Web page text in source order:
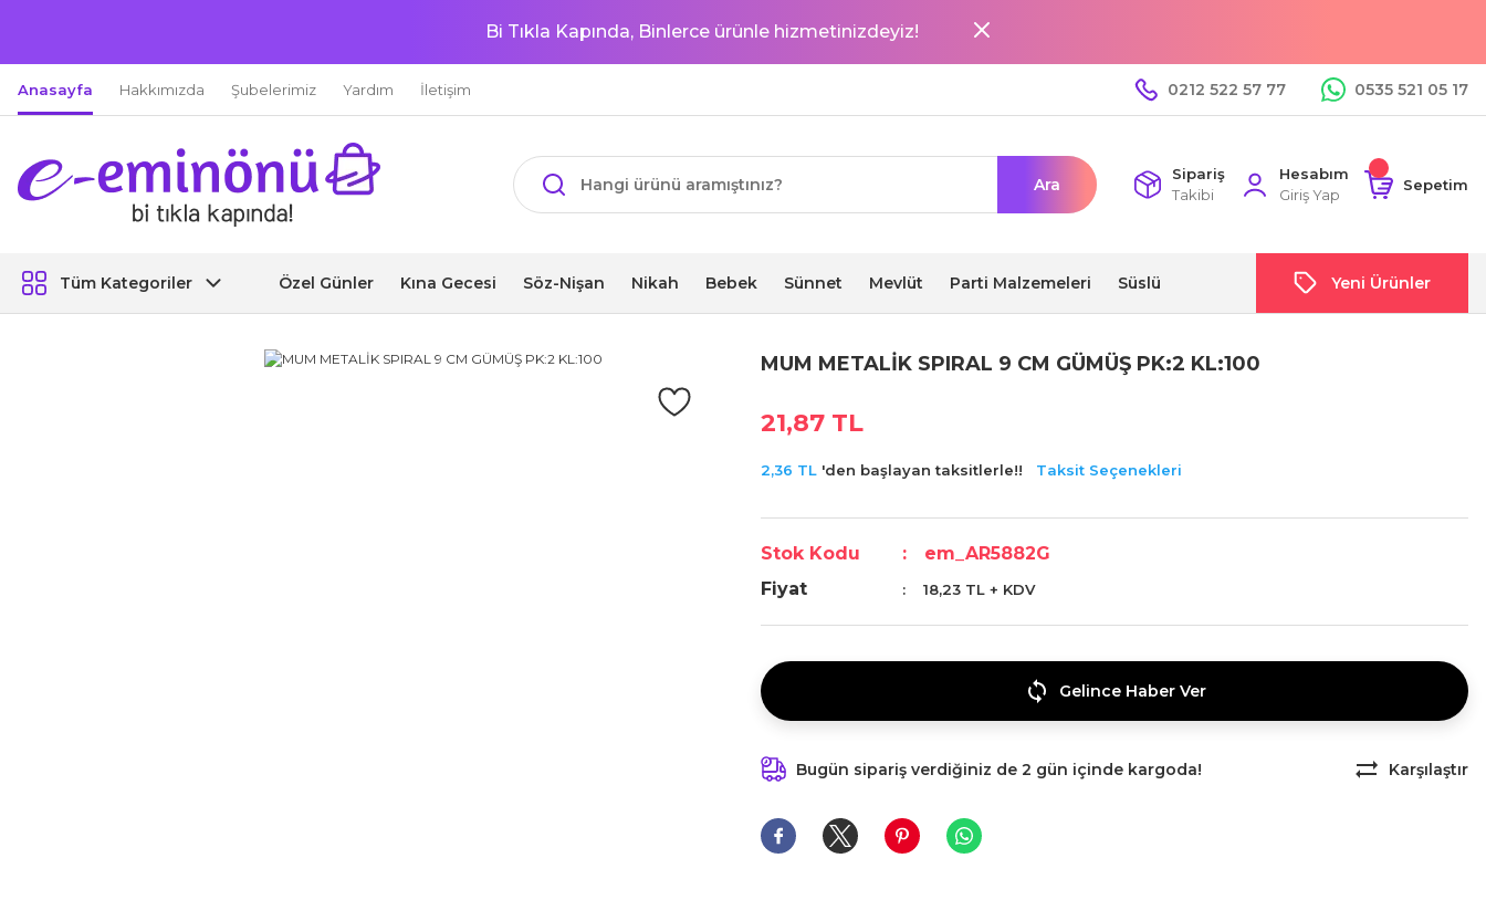
Bi Tıkla Kapında, Binlerce ürünle hizmetinizdeyiz!
Anasayfa Hakkımızda Şubelerimiz Yardım İletişim 0212 522 57 77 0535 521 05 17
Ara
Sipariş
Takibi
Hesabım
Giriş Yap
Sepetim
Tüm Kategoriler Özel Günler Kına Gecesi Söz-Nişan Nikah Bebek Sünnet Mevlüt Parti Malzemeleri Süslü Yeni Ürünler
MUM METALİK SPIRAL 9 CM GÜMÜŞ PK:2 KL:100
21,87 TL
2,36 TL 'den başlayan taksitlerle!! Taksit Seçenekleri
Stok Kodu
em_AR5882G
Fiyat
18,23 TL + KDV
Gelince Haber Ver
Bugün sipariş verdiğiniz de 2 gün içinde kargoda! Karşılaştır